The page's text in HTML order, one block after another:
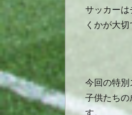
サッカー
くかが大
今回の特別
子供たちの
す。